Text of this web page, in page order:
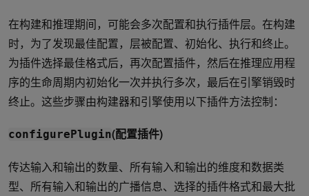
在构建和推理期间，可能会多次配置和执行插件层。在构建
时，为了发现最佳配置，层被配置、初始化、执行和终止。
为插件选择最佳格式后，再次配置插件，然后在推理应用程
序的生命周期内初始化一次并执行多次，最后在引擎销毁时
终止。这些步骤由构建器和引擎使用以下插件方法控制：
configurePlugin(配置插件)
传达输入和输出的数量、所有输入和输出的维度和数据类
型、所有输入和输出的广播信息、选择的插件格式和最大批